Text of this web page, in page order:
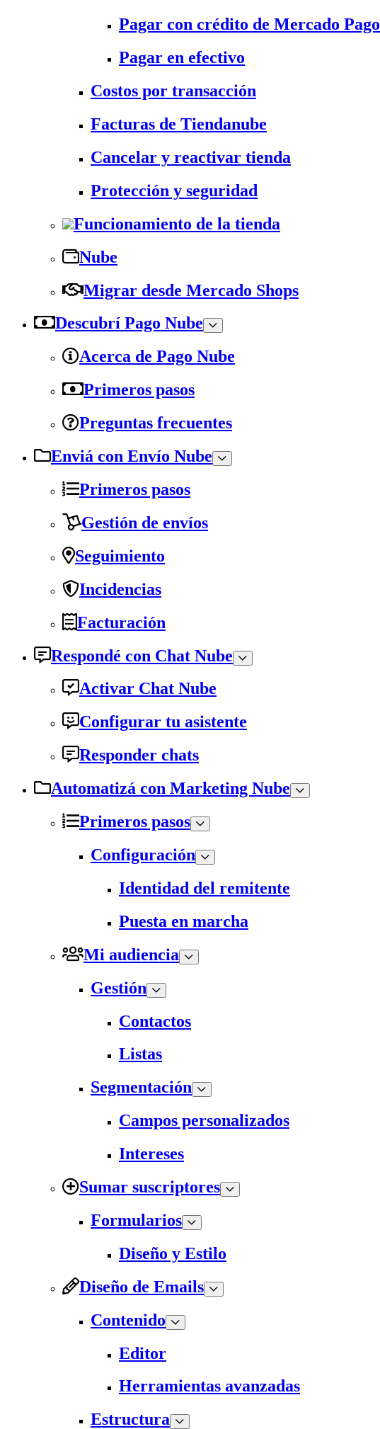
Pagar con crédito de Mercado Pago
Pagar en efectivo
Costos por transacción
Facturas de Tiendanube
Cancelar y reactivar tienda
Protección y seguridad
Funcionamiento de la tienda
Nube
Migrar desde Mercado Shops
Descubrí Pago Nube
Acerca de Pago Nube
Primeros pasos
Preguntas frecuentes
Enviá con Envío Nube
Primeros pasos
Gestión de envíos
Seguimiento
Incidencias
Facturación
Respondé con Chat Nube
Activar Chat Nube
Configurar tu asistente
Responder chats
Automatizá con Marketing Nube
Primeros pasos
Configuración
Identidad del remitente
Puesta en marcha
Mi audiencia
Gestión
Contactos
Listas
Segmentación
Campos personalizados
Intereses
Sumar suscriptores
Formularios
Diseño y Estilo
Diseño de Emails
Contenido
Editor
Herramientas avanzadas
Estructura